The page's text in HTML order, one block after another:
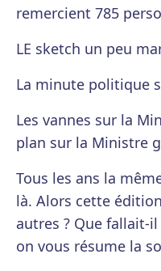
remercient 785
LE sketch un peu
La minute politique
Les vannes sur la
plan sur la Ministre
Tous les ans la
là. Alors cette
autres ? Que fallait-
on vous résume la